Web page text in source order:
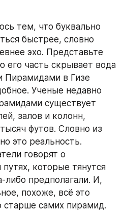
тем, что буквально
быстрее, словно
эхо. Представьте
его часть скрывает вода
Пирамидами в Гизе
Ученые недавно
существует
залов и колонн,
футов. Словно из
это реальность.
говорят о
которые тянутся
предполагали. И,
похоже, всё это
старше самих пирамид.